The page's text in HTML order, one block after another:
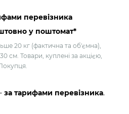
перевізника
у поштомат*
20 кг (фактична та об'ємна),
см. Товари, куплені за акцією,
за тарифами перевізника.